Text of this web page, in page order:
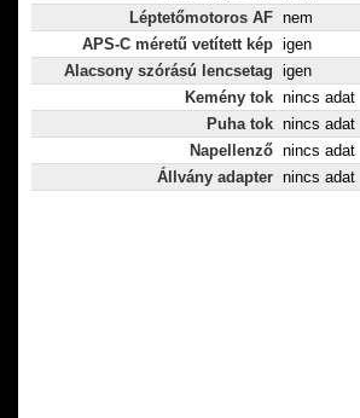
Léptetőmotoros AF nem
APS-C méretű vetített kép igen
Alacsony szórású lencsetag igen
Kemény tok nincs adat
Puha tok nincs adat
Napellenző nincs adat
Állvány adapter nincs adat